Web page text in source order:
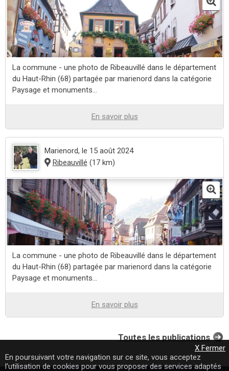
La commune - une photo de Ribeauvillé dans le département
du Haut-Rhin (68) partagée par marienord dans la catégorie
Paysage et monuments...
En savoir plus
Marienord, le 15 août 2024
Ribeauvillé (17 km)
La commune - une photo de Ribeauvillé dans le département
du Haut-Rhin (68) partagée par marienord dans la catégorie
Paysage et monuments...
En savoir plus
Toutes les publications
X Fermer
En poursuivant votre navigation sur ce site, vous acceptez
l'utilisation de cookies pour vous proposer des services adaptés